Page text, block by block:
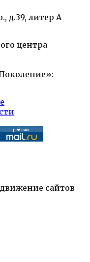
д.39, литер А
центра
сайтов